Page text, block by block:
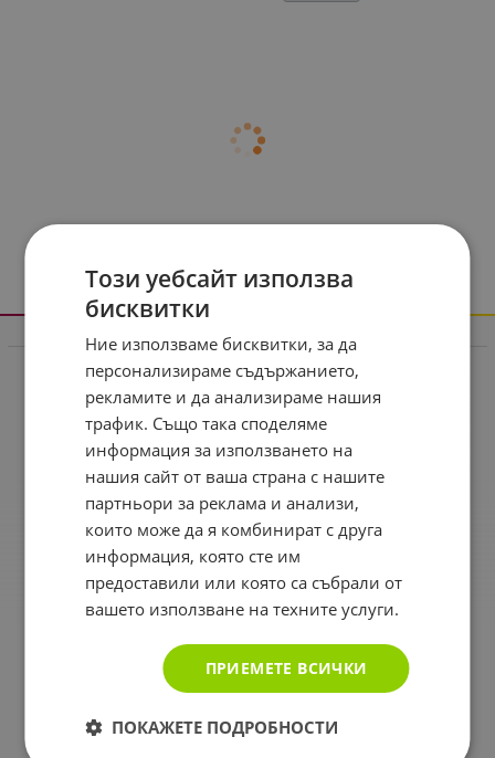
Информация
Реклама в drugstore.bg
Доставка и плащане
Общи условия за ползване
Политиката за поверителност
Политика за използване на бисквитки
При възникване на спор, свързан с покупка онлайн,
можете да ползвате сайта ОРС
Вашите права
За Drugstore.bg
Карта на сайта
Този уебсайт използва
бисквитки
Ние използваме бисквитки, за да
персонализираме съдържанието,
рекламите и да анализираме нашия
трафик. Също така споделяме
информация за използването на
нашия сайт от ваша страна с нашите
партньори за реклама и анализи,
които може да я комбинират с друга
информация, която сте им
предоставили или която са събрали от
вашето използване на техните услуги.
ПРИЕМЕТЕ ВСИЧКИ
ПОКАЖЕТЕ ПОДРОБНОСТИ